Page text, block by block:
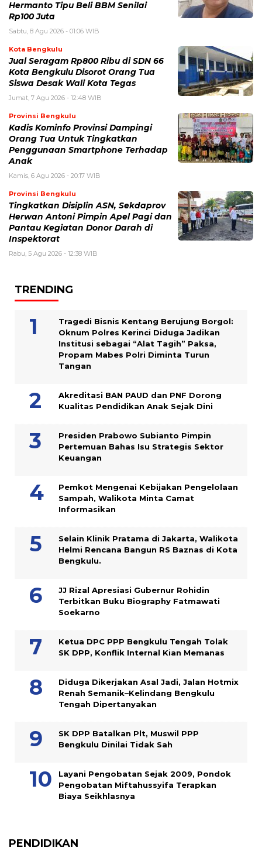
Hermanto Tipu Beli BBM Senilai
Rp100 Juta
Sabtu, 8 Agu 2026 - 01:06 WIB
Kota Bengkulu
Jual Seragam Rp800 Ribu di SDN 66
Kota Bengkulu Disorot Orang Tua
Siswa Desak Wali Kota Tegas
Jumat, 7 Agu 2026 - 12:48 WIB
Provinsi Bengkulu
Kadis Kominfo Provinsi Dampingi
Orang Tua Untuk Tingkatkan
Penggunaan Smartphone Terhadap
Anak
Kamis, 6 Agu 2026 - 20:17 WIB
Provinsi Bengkulu
Tingkatkan Disiplin ASN, Sekdaprov
Herwan Antoni Pimpin Apel Pagi dan
Pantau Kegiatan Donor Darah di
Inspektorat
Rabu, 5 Agu 2026 - 12:38 WIB
TRENDING
Tragedi Bisnis Kentang Berujung Borgol:
Oknum Polres Kerinci Diduga Jadikan
Institusi sebagai “Alat Tagih” Paksa,
Propam Mabes Polri Diminta Turun
Tangan
Akreditasi BAN PAUD dan PNF Dorong
Kualitas Pendidikan Anak Sejak Dini
Presiden Prabowo Subianto Pimpin
Pertemuan Bahas Isu Strategis Sektor
Keuangan
Pemkot Mengenai Kebijakan Pengelolaan
Sampah, Walikota Minta Camat
Informasikan
Selain Klinik Pratama di Jakarta, Walikota
Helmi Rencana Bangun RS Baznas di Kota
Bengkulu.
JJ Rizal Apresiasi Gubernur Rohidin
Terbitkan Buku Biography Fatmawati
Soekarno
Ketua DPC PPP Bengkulu Tengah Tolak
SK DPP, Konflik Internal Kian Memanas
Diduga Dikerjakan Asal Jadi, Jalan Hotmix
Renah Semanik–Kelindang Bengkulu
Tengah Dipertanyakan
SK DPP Batalkan Plt, Muswil PPP
Bengkulu Dinilai Tidak Sah
Layani Pengobatan Sejak 2009, Pondok
Pengobatan Miftahussyifa Terapkan
Biaya Seikhlasnya
PENDIDIKAN